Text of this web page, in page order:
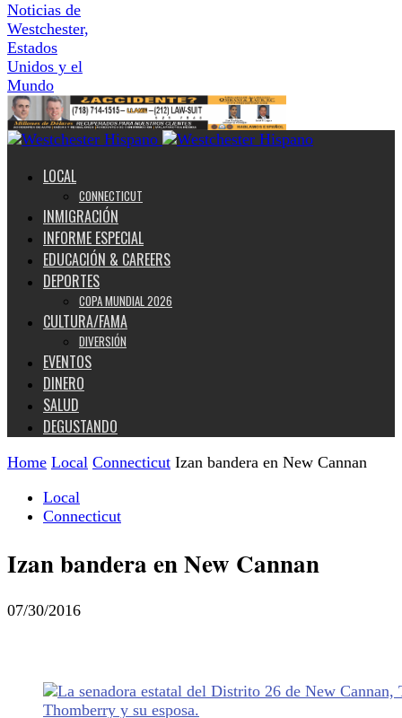
Noticias de
Westchester,
Estados
Unidos y el
Mundo
LOCAL
CONNECTICUT
INMIGRACIÓN
INFORME ESPECIAL
EDUCACIÓN & CAREERS
DEPORTES
COPA MUNDIAL 2026
CULTURA/FAMA
DIVERSIÓN
EVENTOS
DINERO
SALUD
DEGUSTANDO
Home Local Connecticut Izan bandera en New Cannan
Local
Connecticut
Izan bandera en New Cannan
07/30/2016